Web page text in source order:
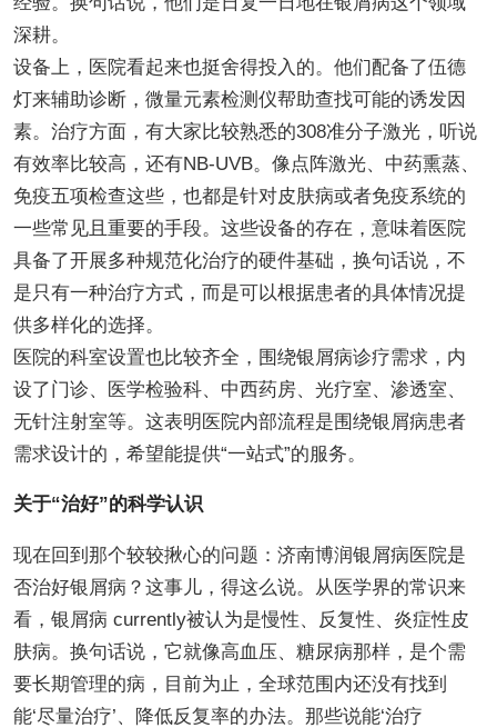
深耕。
设备上，医院看起来也挺舍得投入的。他们配备了伍德
灯来辅助诊断，微量元素检测仪帮助查找可能的诱发因
素。治疗方面，有大家比较熟悉的308准分子激光，听说
有效率比较高，还有NB-UVB。像点阵激光、中药熏蒸、
免疫五项检查这些，也都是针对皮肤病或者免疫系统的
一些常见且重要的手段。这些设备的存在，意味着医院
具备了开展多种规范化治疗的硬件基础，换句话说，不
是只有一种治疗方式，而是可以根据患者的具体情况提
供多样化的选择。
医院的科室设置也比较齐全，围绕银屑病诊疗需求，内
设了门诊、医学检验科、中西药房、光疗室、渗透室、
无针注射室等。这表明医院内部流程是围绕银屑病患者
需求设计的，希望能提供“一站式”的服务。
关于“治好”的科学认识
现在回到那个较较揪心的问题：济南博润银屑病医院是
否治好银屑病？这事儿，得这么说。从医学界的常识来
看，银屑病 currently被认为是慢性、反复性、炎症性皮
肤病。换句话说，它就像高血压、糖尿病那样，是个需
要长期管理的病，目前为止，全球范围内还没有找到
能‘尽量治疗’、降低反复率的办法。那些说能‘治疗